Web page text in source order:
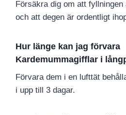
Försäkra dig om att
och att degen är ordentligt
Hur länge kan jag förvara
Kardemummagifflar i
Förvara dem i en lufttät
i upp till 3 dagar.